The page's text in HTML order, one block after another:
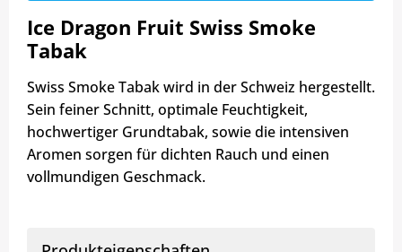
Ice Dragon Fruit Swiss Smoke
Tabak
Swiss Smoke Tabak wird in der Schweiz hergestellt.
Sein feiner Schnitt, optimale Feuchtigkeit,
hochwertiger Grundtabak, sowie die intensiven
Aromen sorgen für dichten Rauch und einen
vollmundigen Geschmack.